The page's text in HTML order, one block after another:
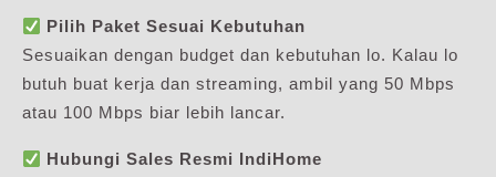
Pilih Paket Sesuai Kebutuhan
Sesuaikan dengan budget dan kebutuhan lo. Kalau lo
butuh buat kerja dan streaming, ambil yang 50 Mbps
atau 100 Mbps biar lebih lancar.
Hubungi Sales Resmi IndiHome